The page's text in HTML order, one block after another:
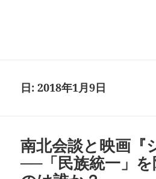
日:2018年1月9日
南北会談と映画『
──「民族統一」